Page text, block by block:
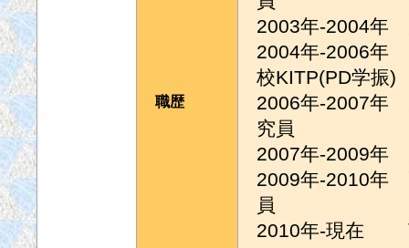
職歴
2003年-2004年
2004年-2006年
校KITP(PD学振)
2006年-2007年
究員
2007年-2009年
2009年-2010年
員
2010年-現在